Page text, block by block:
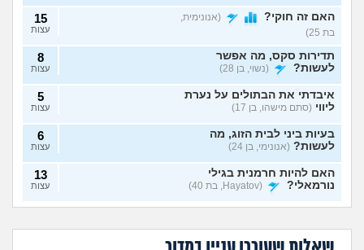
האם זה חוקי?
(אנונימית,
בת 25)
15
עצות
תדירות סקס, מה אפשר
לעשות?
(נשוי, בן 28)
8
עצות
איבדתי את הבתולים על נערת
ליווי (סתם מישהו, בן 17)
5
עצות
בעיות ביני לבית הזוג, מה
לעשות? (אנונימי, בן 24)
6
עצות
האם להיות חרמנית בגילי
נורמאלי?
(Hayatov, בת 40)
13
עצות
סוטה, בן 18)
נפרדנו ברע ויש אצלו
לעשות?
שכבתי עם מלא
במחלות מין, לספר?
בת 30 עדיין בתולה,
כדאי ללכת לנער
ליווי?
לא שוכבים והוא אמר
יותר רזה. מה לעשות?